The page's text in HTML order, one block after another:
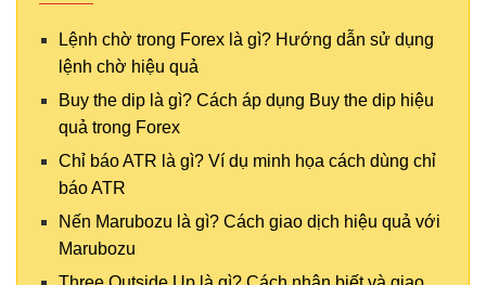
Lệnh chờ trong Forex là gì? Hướng dẫn sử dụng
lệnh chờ hiệu quả
Buy the dip là gì? Cách áp dụng Buy the dip hiệu
quả trong Forex
Chỉ báo ATR là gì? Ví dụ minh họa cách dùng chỉ
báo ATR
Nến Marubozu là gì? Cách giao dịch hiệu quả với
Marubozu